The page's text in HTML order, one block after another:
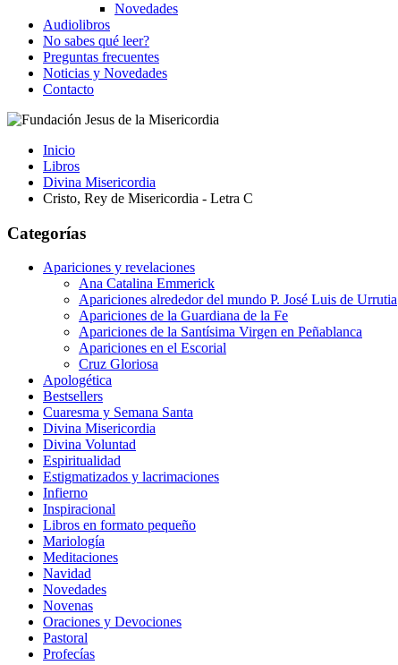
Novedades
Audiolibros
No sabes qué leer?
Preguntas frecuentes
Noticias y Novedades
Contacto
Inicio
Libros
Divina Misericordia
Cristo, Rey de Misericordia - Letra C
Categorías
Apariciones y revelaciones
Ana Catalina Emmerick
Apariciones alrededor del mundo P. José Luis de Urrutia
Apariciones de la Guardiana de la Fe
Apariciones de la Santísima Virgen en Peñablanca
Apariciones en el Escorial
Cruz Gloriosa
Apologética
Bestsellers
Cuaresma y Semana Santa
Divina Misericordia
Divina Voluntad
Espiritualidad
Estigmatizados y lacrimaciones
Infierno
Inspiracional
Libros en formato pequeño
Mariología
Meditaciones
Navidad
Novedades
Novenas
Oraciones y Devociones
Pastoral
Profecías